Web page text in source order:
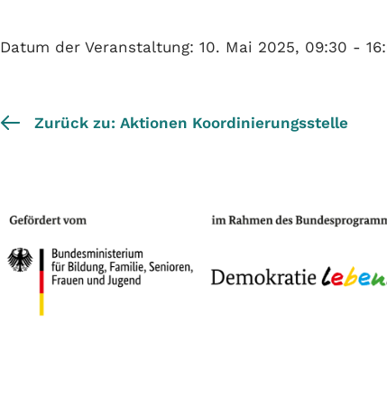
Datum der Veranstaltung: 10. Mai 2025, 09:30 -
Zurück zu: Aktionen Koordinierungsstelle